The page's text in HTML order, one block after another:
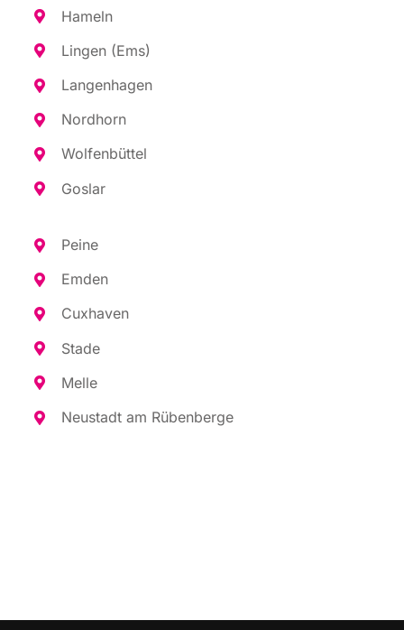
Hameln
Lin­gen (Ems)
Lan­gen­ha­gen
Nord­horn
Wol­fen­büt­tel
Gos­lar
Pei­ne
Emden
Cux­ha­ven
Sta­de
Mel­le
Neu­stadt am Rübenberge